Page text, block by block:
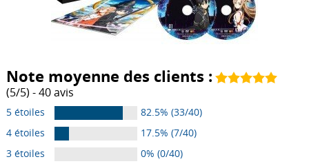
Note moyenne des clients :
(5/5) -40avis
5 étoiles
82.5% (33/40)
4 étoiles
17.5% (7/40)
3 étoiles
0% (0/40)